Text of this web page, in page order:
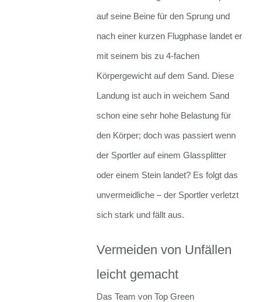
auf seine Beine für den Sprung und
nach einer kurzen Flugphase landet er
mit seinem bis zu 4-fachen
Körpergewicht auf dem Sand. Diese
Landung ist auch in weichem Sand
schon eine sehr hohe Belastung für
den Körper; doch was passiert wenn
der Sportler auf einem Glassplitter
oder einem Stein landet? Es folgt das
unvermeidliche – der Sportler verletzt
sich stark und fällt aus.
Vermeiden von Unfällen
leicht gemacht
Das Team von Top Green